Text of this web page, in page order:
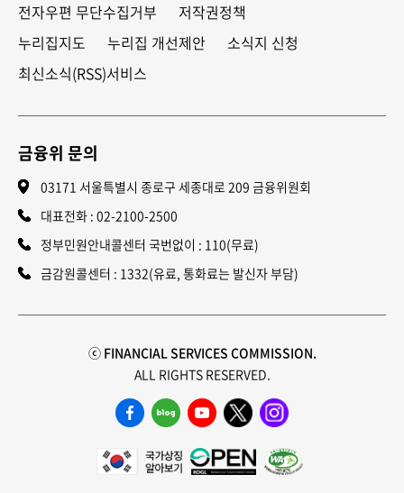
전자우편 무단수집거부
저작권정책
누리집지도
누리집 개선제안
소식지 신청
최신소식(RSS)서비스
금융위 문의
03171 서울특별시 종로구 세종대로 209 금융위원회
대표전화 : 02-2100-2500
정부민원안내콜센터 국번없이 : 110(무료)
금감원콜센터 : 1332(유료, 통화료는 발신자 부담)
ⓒ FINANCIAL SERVICES COMMISSION.
ALL RIGHTS RESERVED.